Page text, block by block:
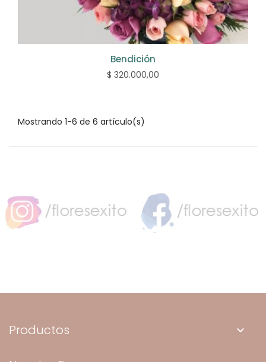
Bendición
$ 320.000,00
Mostrando 1-6 de 6 artículo(s)
Productos keyboard_arrow_down